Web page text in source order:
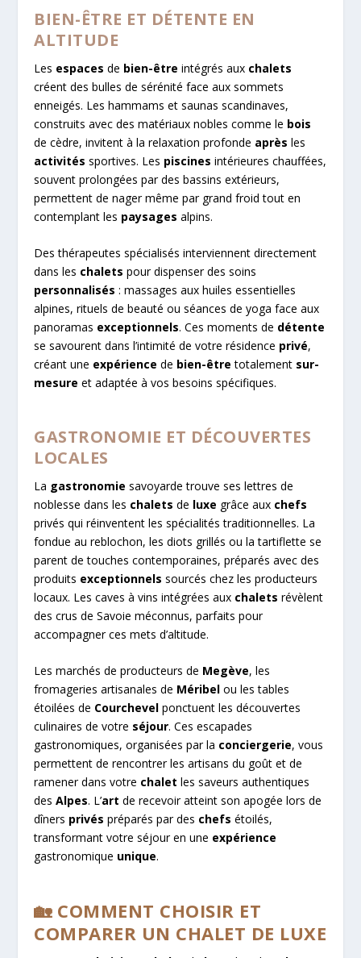
BIEN-ÊTRE ET DÉTENTE EN
ALTITUDE
Les espaces de bien-être intégrés aux chalets
créent des bulles de sérénité face aux sommets
enneigés. Les hammams et saunas scandinaves,
construits avec des matériaux nobles comme le bois
de cèdre, invitent à la relaxation profonde après les
activités sportives. Les piscines intérieures chauffées,
souvent prolongées par des bassins extérieurs,
permettent de nager même par grand froid tout en
contemplant les paysages alpins.
Des thérapeutes spécialisés interviennent directement
dans les chalets pour dispenser des soins
personnalisés : massages aux huiles essentielles
alpines, rituels de beauté ou séances de yoga face aux
panoramas exceptionnels. Ces moments de détente
se savourent dans l’intimité de votre résidence privé,
créant une expérience de bien-être totalement sur-
mesure et adaptée à vos besoins spécifiques.
GASTRONOMIE ET DÉCOUVERTES
LOCALES
La gastronomie savoyarde trouve ses lettres de
noblesse dans les chalets de luxe grâce aux chefs
privés qui réinventent les spécialités traditionnelles. La
fondue au reblochon, les diots grillés ou la tartiflette se
parent de touches contemporaines, préparés avec des
produits exceptionnels sourcés chez les producteurs
locaux. Les caves à vins intégrées aux chalets révèlent
des crus de Savoie méconnus, parfaits pour
accompagner ces mets d’altitude.
Les marchés de producteurs de Megève, les
fromageries artisanales de Méribel ou les tables
étoilées de Courchevel ponctuent les découvertes
culinaires de votre séjour. Ces escapades
gastronomiques, organisées par la conciergerie, vous
permettent de rencontrer les artisans du goût et de
ramener dans votre chalet les saveurs authentiques
desAlpes. L’art de recevoir atteint son apogée lors de
dîners privés préparés par des chefs étoilés,
transformant votre séjour en une expérience
gastronomique unique.
🏡 COMMENT CHOISIR ET
COMPARER UN CHALET DE LUXE